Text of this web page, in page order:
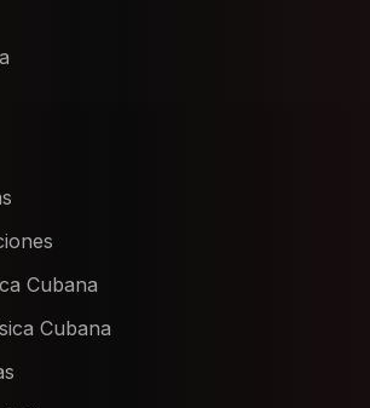
Cubana
Cubana